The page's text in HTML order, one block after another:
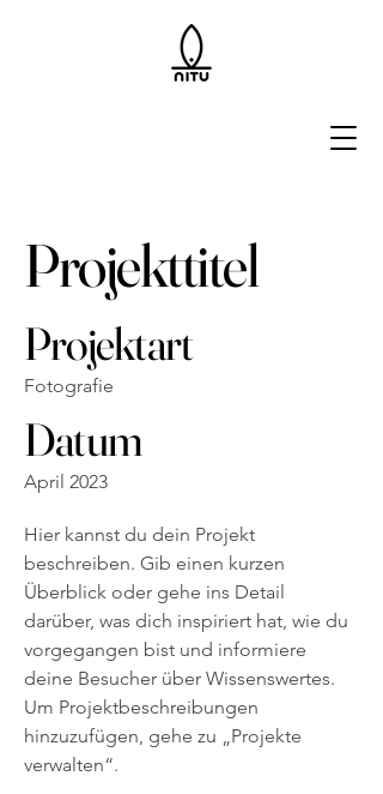
Projekttitel
Projektart
Fotografie
Datum
April 2023
Hier kannst du dein Projekt
beschreiben. Gib einen kurzen
Überblick oder gehe ins Detail
darüber, was dich inspiriert hat, wie du
vorgegangen bist und informiere
deine Besucher über Wissenswertes.
Um Projektbeschreibungen
hinzuzufügen, gehe zu „Projekte
verwalten“.